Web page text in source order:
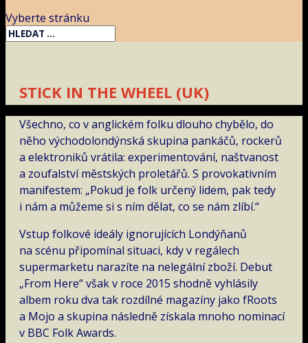
Vyberte stránku
STICK IN THE WHEEL (UK)
Všechno, co v anglickém folku dlouho chybělo, do
něho východolondýnská skupina pankáčů, rockerů
a elektroniků vrátila: experimentování, naštvanost
a zoufalství městských proletářů. S provokativním
manifestem: „Pokud je folk určený lidem, pak tedy
i nám a můžeme si s ním dělat, co se nám zlíbí.“
Vstup folkové ideály ignorujících Londýňanů
na scénu připomínal situaci, kdy v regálech
supermarketu narazíte na nelegální zboží. Debut
„From Here“ však v roce 2015 shodně vyhlásily
albem roku dva tak rozdílné magazíny jako fRoots
a Mojo a skupina následně získala mnoho nominací
v BBC Folk Awards.